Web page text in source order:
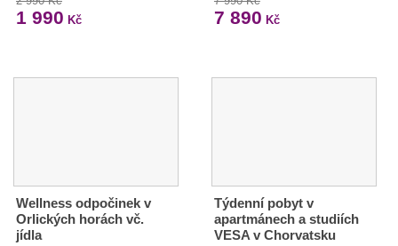
1 990 Kč 7 890 Kč
Wellness odpočinek v
Orlických horách vč.
jídla
Týdenní pobyt v
apartmánech a studiích
VESA v Chorvatsku